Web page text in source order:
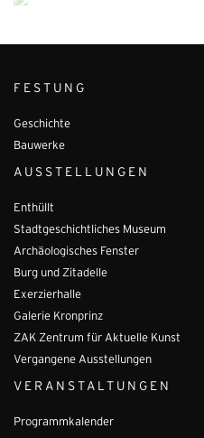
FESTUNG
Geschichte
Bauwerke
AUSSTELLUNGEN
Enthüllt
Stadtgeschichtliches Museum
Archäologisches Fenster
Burg und Zitadelle
Exerzierhalle
Galerie Kronprinz
ZAK Zentrum für Aktuelle Kunst
Vergangene Ausstellungen
VERANSTALTUNGEN
Programmkalender